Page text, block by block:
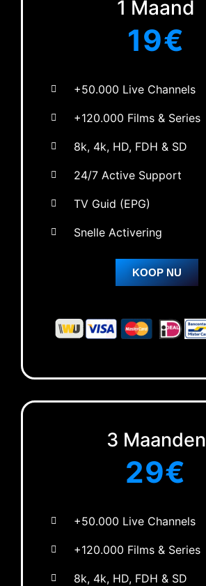
1 Maand
19€
+50.000 Live Channels
+120.000 Films & Series
8k, 4k, HD, FDH & SD
24/7 Active Support
TV Guid (EPG)
Snelle Activering
KOOP NU
3 Maanden
29€
+50.000 Live Channels
+120.000 Films & Series
8k, 4k, HD, FDH & SD